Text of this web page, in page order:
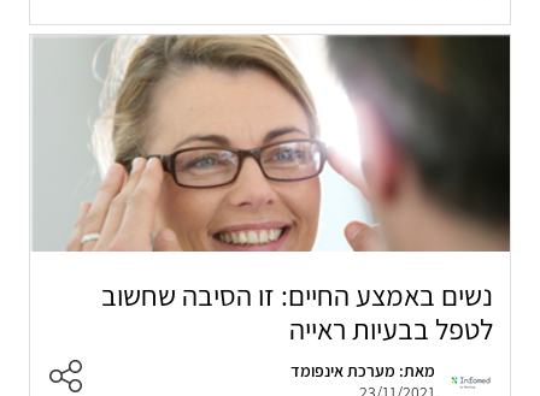
נשים באמצע החיים: זו הסיבה שחשוב
לטפל בבעיות ראייה
מאת: מערכת אינפומד